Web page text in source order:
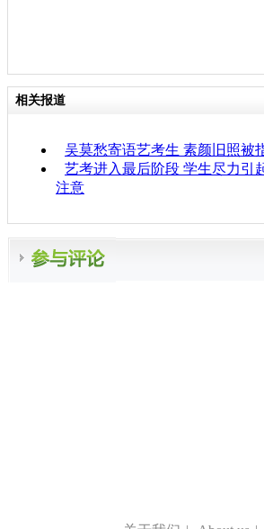
相关报道
吴莫愁寄语艺考生 素颜旧照被
艺考进入最后阶段 学生尽力引
注意